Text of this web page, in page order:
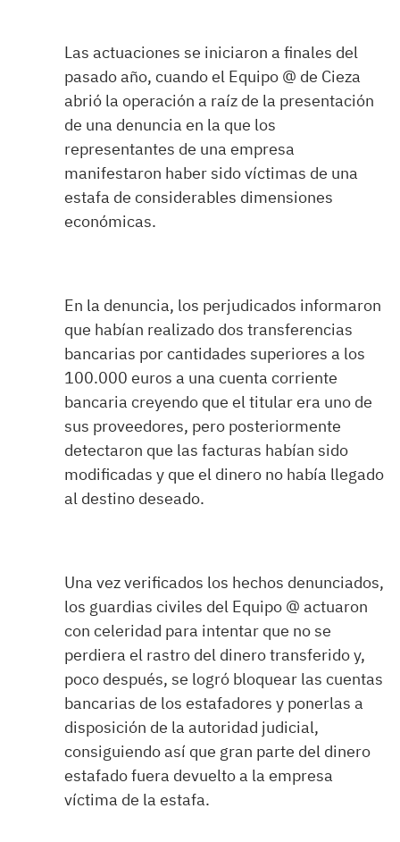
Las actuaciones se iniciaron a finales del
pasado año, cuando el Equipo @ de Cieza
abrió la operación a raíz de la presentación
de una denuncia en la que los
representantes de una empresa
manifestaron haber sido víctimas de una
estafa de considerables dimensiones
económicas.
En la denuncia, los perjudicados informaron
que habían realizado dos transferencias
bancarias por cantidades superiores a los
100.000 euros a una cuenta corriente
bancaria creyendo que el titular era uno de
sus proveedores, pero posteriormente
detectaron que las facturas habían sido
modificadas y que el dinero no había llegado
al destino deseado.
Una vez verificados los hechos denunciados,
los guardias civiles del Equipo @ actuaron
con celeridad para intentar que no se
perdiera el rastro del dinero transferido y,
poco después, se logró bloquear las cuentas
bancarias de los estafadores y ponerlas a
disposición de la autoridad judicial,
consiguiendo así que gran parte del dinero
estafado fuera devuelto a la empresa
víctima de la estafa.